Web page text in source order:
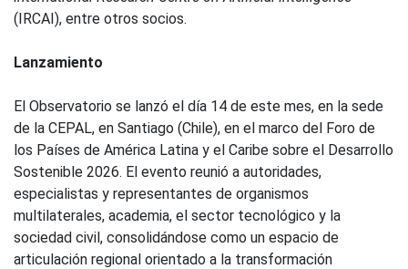
(IRCAI), entre otros socios.
Lanzamiento
El Observatorio se lanzó el día 14 de este mes, en la sede
de la CEPAL, en Santiago (Chile), en el marco del Foro de
los Países de América Latina y el Caribe sobre el Desarrollo
Sostenible 2026. El evento reunió a autoridades,
especialistas y representantes de organismos
multilaterales, academia, el sector tecnológico y la
sociedad civil, consolidándose como un espacio de
articulación regional orientado a la transformación